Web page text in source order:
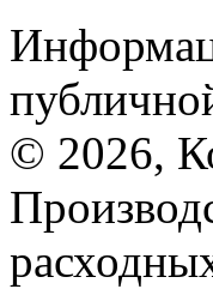
© 2026,